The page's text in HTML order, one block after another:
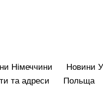
Німеччини Hовини
та адреси
Польща